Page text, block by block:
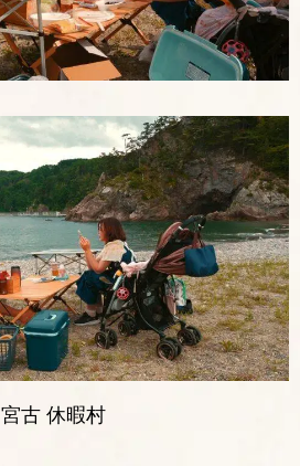
宮古 休暇村